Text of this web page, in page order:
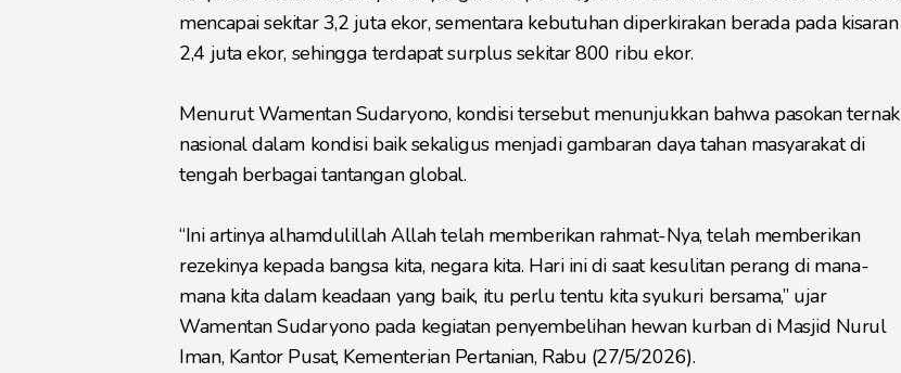
mencapai sekitar 3,2 juta ekor, sementara kebutuhan diperkirakan berada pada kisaran
2,4 juta ekor, sehingga terdapat surplus sekitar 800 ribu ekor.
Menurut Wamentan Sudaryono, kondisi tersebut menunjukkan bahwa pasokan ternak
nasional dalam kondisi baik sekaligus menjadi gambaran daya tahan masyarakat di
tengah berbagai tantangan global.
“Ini artinya alhamdulillah Allah telah memberikan rahmat-Nya, telah memberikan
rezekinya kepada bangsa kita, negara kita. Hari ini di saat kesulitan perang di mana-
mana kita dalam keadaan yang baik, itu perlu tentu kita syukuri bersama,” ujar
Wamentan Sudaryono pada kegiatan penyembelihan hewan kurban di Masjid Nurul
Iman, Kantor Pusat, Kementerian Pertanian, Rabu (27/5/2026).